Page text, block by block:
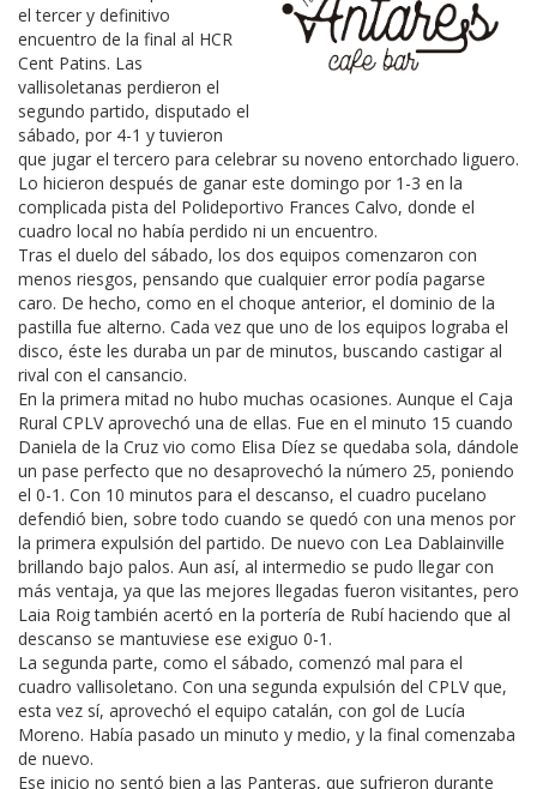
el tercer y definitivo
encuentro de la final al HCR
Cent Patins. Las
vallisoletanas perdieron el
segundo partido, disputado el
sábado, por 4-1 y tuvieron
que jugar el tercero para celebrar su noveno entorchado liguero.
Lo hicieron después de ganar este domingo por 1-3 en la
complicada pista del Polideportivo Frances Calvo, donde el
cuadro local no había perdido ni un encuentro.
Tras el duelo del sábado, los dos equipos comenzaron con
menos riesgos, pensando que cualquier error podía pagarse
caro. De hecho, como en el choque anterior, el dominio de la
pastilla fue alterno. Cada vez que uno de los equipos lograba el
disco, éste les duraba un par de minutos, buscando castigar al
rival con el cansancio.
En la primera mitad no hubo muchas ocasiones. Aunque el Caja
Rural CPLV aprovechó una de ellas. Fue en el minuto 15 cuando
Daniela de la Cruz vio como Elisa Díez se quedaba sola, dándole
un pase perfecto que no desaprovechó la número 25, poniendo
el 0-1. Con 10 minutos para el descanso, el cuadro pucelano
defendió bien, sobre todo cuando se quedó con una menos por
la primera expulsión del partido. De nuevo con Lea Dablainville
brillando bajo palos. Aun así, al intermedio se pudo llegar con
más ventaja, ya que las mejores llegadas fueron visitantes, pero
Laia Roig también acertó en la portería de Rubí haciendo que al
descanso se mantuviese ese exiguo 0-1.
La segunda parte, como el sábado, comenzó mal para el
cuadro vallisoletano. Con una segunda expulsión del CPLV que,
esta vez sí, aprovechó el equipo catalán, con gol de Lucía
Moreno. Había pasado un minuto y medio, y la final comenzaba
de nuevo.
Ese inicio no sentó bien a las Panteras, que sufrieron durante